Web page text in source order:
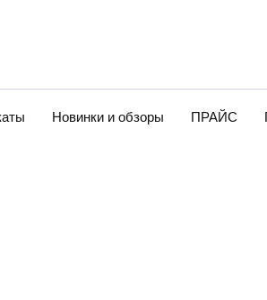
Новинки и обзоры ПРАЙС